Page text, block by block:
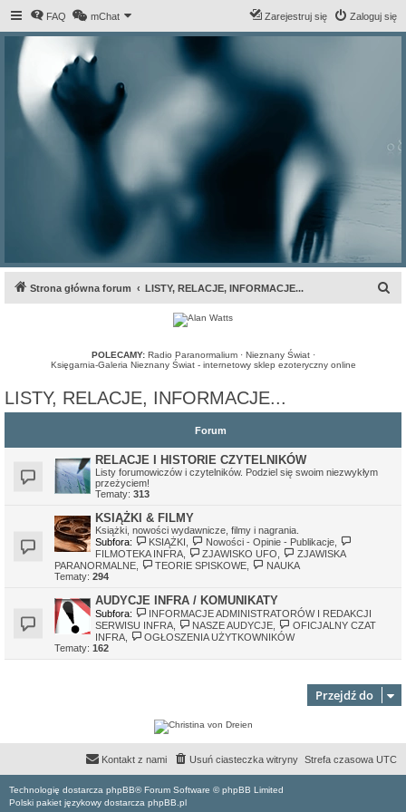
FAQ mChat Zaloguj się
Zarejestruj się
Strona główna forum LISTY, RELACJE, INFORMACJE...
POLECAMY: Radio Paranormalium· Nieznany Świat·
Księgarnia-Galeria Nieznany Świat - internetowy sklep ezoteryczny online
LISTY, RELACJE, INFORMACJE...
Forum
RELACJE I HISTORIE CZYTELNIKÓW
Listy forumowiczów i czytelników. Podziel się swoim niezwykłym
przeżyciem!
Tematy: 313
KSIĄŻKI & FILMY
Książki, nowości wydawnicze, filmy i nagrania.
Subfora:
KSIĄŻKI Nowości - Opinie - Publikacje,
FILMOTEKA INFRA
ZJAWISKO UFO
ZJAWISKA
PARANORMALNE
TEORIE SPISKOWE
NAUKA
Tematy: 294
AUDYCJE INFRA / KOMUNIKATY
Subfora:
INFORMACJE ADMINISTRATORÓW I REDAKCJI
SERWISU INFRA
NASZE AUDYCJE
OFICJALNY CZAT
INFRA
OGŁOSZENIA UŻYTKOWNIKÓW
Tematy: 162
Przejdź do
Strefa czasowa UTC
Usuń ciasteczka witryny
Kontakt z nami
Technologię dostarcza phpBB® Forum Software © phpBB Limited
Polski pakiet językowy dostarcza phpBB.pl